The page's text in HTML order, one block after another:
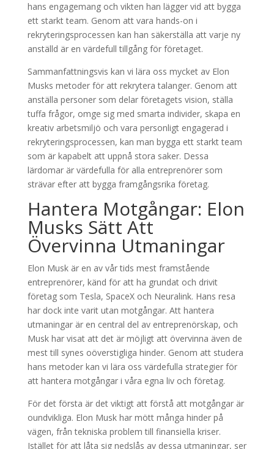
hans engagemang och vikten han lägger vid att bygga
ett starkt team. Genom att vara hands-on i
rekryteringsprocessen kan han säkerställa att varje ny
anställd är en värdefull tillgång för företaget.
Sammanfattningsvis kan vi lära oss mycket av Elon
Musks metoder för att rekrytera talanger. Genom att
anställa personer som delar företagets vision, ställa
tuffa frågor, omge sig med smarta individer, skapa en
kreativ arbetsmiljö och vara personligt engagerad i
rekryteringsprocessen, kan man bygga ett starkt team
som är kapabelt att uppnå stora saker. Dessa
lärdomar är värdefulla för alla entreprenörer som
strävar efter att bygga framgångsrika företag.
Hantera Motgångar: Elon
Musks Sätt Att
Övervinna Utmaningar
Elon Musk är en av vår tids mest framstående
entreprenörer, känd för att ha grundat och drivit
företag som Tesla, SpaceX och Neuralink. Hans resa
har dock inte varit utan motgångar. Att hantera
utmaningar är en central del av entreprenörskap, och
Musk har visat att det är möjligt att övervinna även de
mest till synes oöverstigliga hinder. Genom att studera
hans metoder kan vi lära oss värdefulla strategier för
att hantera motgångar i våra egna liv och företag.
För det första är det viktigt att förstå att motgångar är
oundvikliga. Elon Musk har mött många hinder på
vägen, från tekniska problem till finansiella kriser.
Istället för att låta sig nedslås av dessa utmaningar, ser